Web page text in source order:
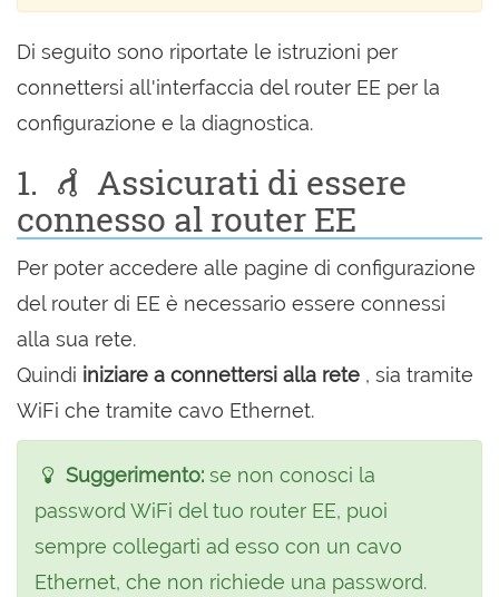
Di seguito sono riportate le istruzioni per
connettersi all'interfaccia del router EE per la
configurazione e la diagnostica.
1.
Assicurati di essere
connesso al router EE
Per poter accedere alle pagine di configurazione
del router di EE è necessario essere connessi
alla sua rete.
Quindi iniziare a connettersi alla rete , sia tramite
WiFi che tramite cavo Ethernet.
Suggerimento: se non conosci la
password WiFi del tuo router EE, puoi
sempre collegarti ad esso con un cavo
Ethernet, che non richiede una password.